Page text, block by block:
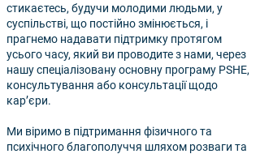
стикаєтесь, будучи молодими людьми, у
суспільстві, що постійно змінюється, і
прагнемо надавати підтримку протягом
усього часу, який ви проводите з нами, через
нашу спеціалізовану основну програму PSHE,
консультування або консультації щодо
кар’єри.
Ми віримо в підтримання фізичного та
психічного благополуччя шляхом розваги та